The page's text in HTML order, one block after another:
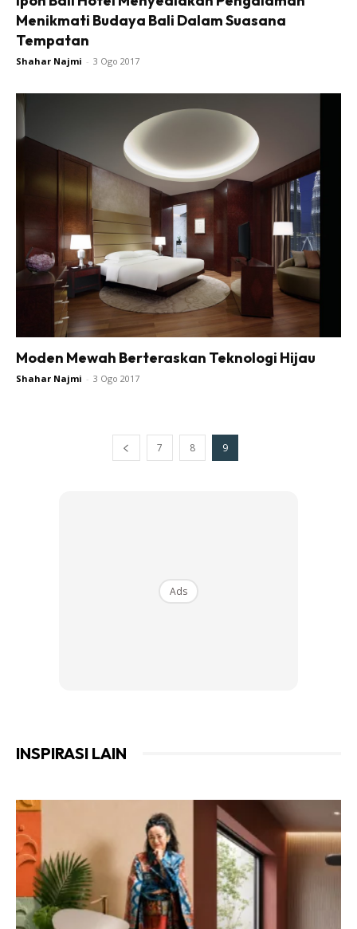
Menikmati Budaya Bali Dalam Suasana
Tempatan
Shahar Najmi - 3 Ogo 2017
Moden Mewah Berteraskan Teknologi Hijau
Shahar Najmi - 3 Ogo 2017
7 8 9
Ads
INSPIRASI LAIN